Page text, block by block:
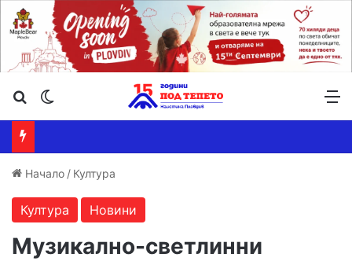
Търсене ...
Начало / Култура
Култура Новини
Музикално-светлинни